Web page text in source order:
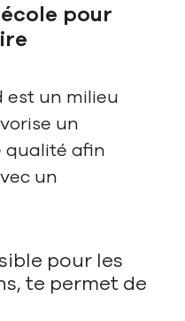
pour
est un milieu
un
qualité afin
un
pour les
te permet de